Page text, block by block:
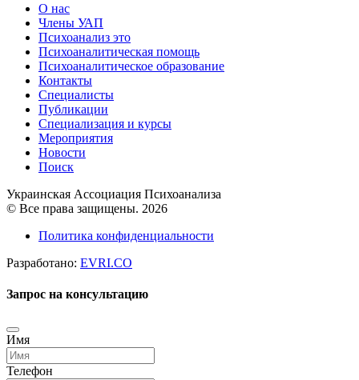
О нас
Члены УАП
Психоанализ это
Психоаналитическая помощь
Психоаналитическое образование
Контакты
Специалисты
Публикации
Специализация и курсы
Мероприятия
Новости
Поиск
Украинская Ассоциация Психоанализа
© Все права защищены. 2026
Политика конфиденциальности
Разработано: EVRI.CO
Запрос на консультацию
Имя
Телефон